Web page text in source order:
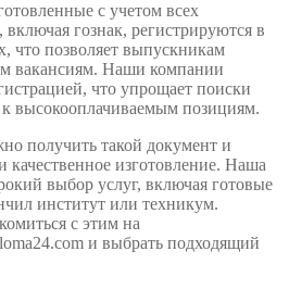
с учетом всех
включая гознак, регистрируются в
что позволяет выпускникам
вакансиям. Наши компании
что упрощает поиски
высокооплачиваемым позициям.
получить такой документ и
качественное изготовление. Наша
выбор услуг, включая готовые
институт или техникум.
с этим на
и выбрать подходящий